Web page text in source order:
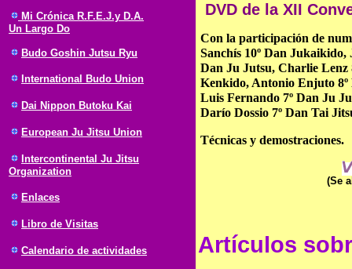
Mi Crónica R.F.E.J.y D.A.
Un Largo Do
Budo Goshin Jutsu Ryu
International Budo Union
Dai Nippon Butoku Kai
European Ju Jitsu Union
Intercontinental Ju Jitsu
Organization
Enlaces
Libro de Visitas
Calendario de actividades
DVD de la XII
Con la participación de
Sanchís 10º Dan
Dan Ju Jutsu, Charlie Lenz
Kenkido, Antonio Enjuto
Luis Fernando 7º Dan Ju
Darío Dossio 7º Dan Tai
Técnicas y demostraciones.
(Se
Artículos